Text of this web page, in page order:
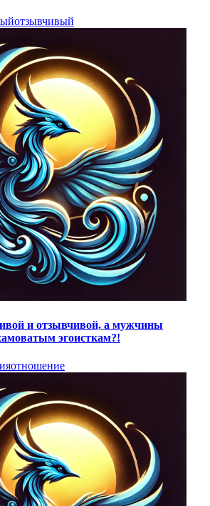
отзывчивый
и отзывчивой, а мужчины
эгоисткам?!
отношение